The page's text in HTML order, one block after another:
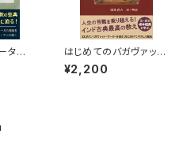
ター
はじめてのバガヴァッ
ド・ギーター
¥2,200